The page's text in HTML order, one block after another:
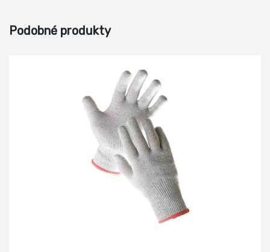
Podobné produkty